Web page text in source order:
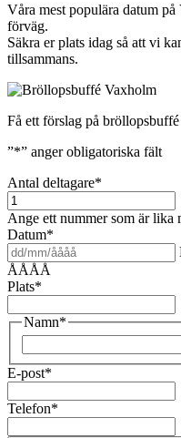
Våra mest populära datum
förväg.
Säkra er plats idag så att vi
tillsammans.
Få ett förslag på
”*” anger obligatoriska fält
Antal deltagare*
Ange ett nummer som är lika
Datum*
ÅÅÅÅ
Plats*
Namn*
E-post*
Telefon*